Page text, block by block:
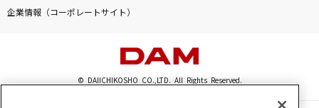
企業情報（コーポレートサイト）
© DAIICHIKOSHO CO.,LTD. All Rights Reserved.